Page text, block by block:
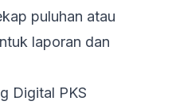
puluhan atau
laporan dan
Digital PKS